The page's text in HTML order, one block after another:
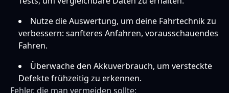
Nutze die Auswertung, um deine Fahrtechnik zu
verbessern: sanfteres Anfahren, vorausschauendes
Fahren.
Überwache den Akkuverbrauch, um versteckte
Defekte frühzeitig zu erkennen.
Fehler, die man vermeiden sollte: